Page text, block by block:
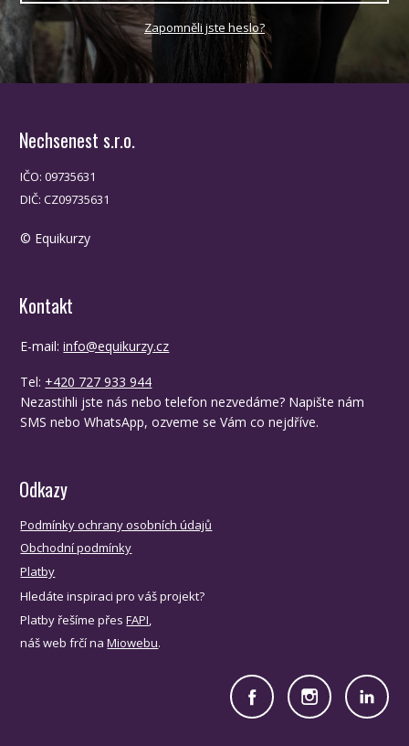
Zapomněli jste heslo?
Nechsenest s.r.o.
IČO: 09735631
DIČ: CZ09735631
© Equikurzy
Kontakt
E-mail:info@equikurzy.cz
Tel: +420 727 933 944
Nezastihli jste nás nebo telefon nezvedáme? Napište nám
SMS nebo WhatsApp, ozveme se Vám co nejdříve.
Odkazy
Podmínky ochrany osobních údajů
Obchodní podmínky
Platby
Hledáte inspiraci pro váš projekt?
Platby řešíme přesFAPI,
náš web frčí naMiowebu.